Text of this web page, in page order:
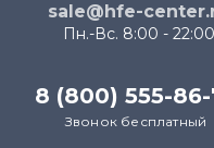
sale@hfe-
Пн.-Вс. 8:00 - 22:00
8 (800) 555-86-
Звонок бесплатный